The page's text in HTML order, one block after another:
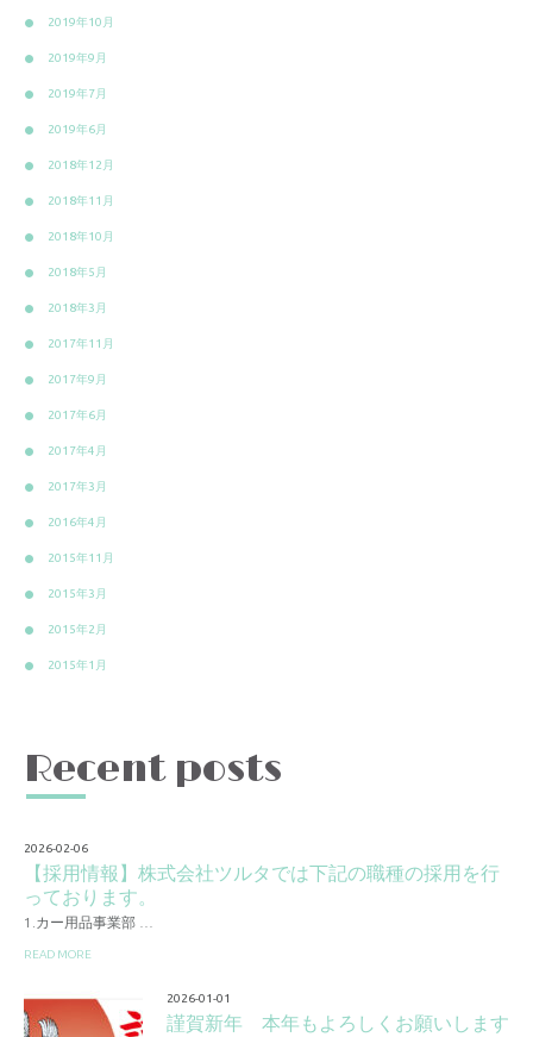
2019年10月
2019年9月
2019年7月
2019年6月
2018年12月
2018年11月
2018年10月
2018年5月
2018年3月
2017年11月
2017年9月
2017年6月
2017年4月
2017年3月
2016年4月
2015年11月
2015年3月
2015年2月
2015年1月
Recent posts
2026-02-06
【採用情報】株式会社ツルタでは下記の職種の採用を行
っております。
1.カー用品事業部 …
READ MORE
2026-01-01
謹賀新年 本年もよろしくお願いします